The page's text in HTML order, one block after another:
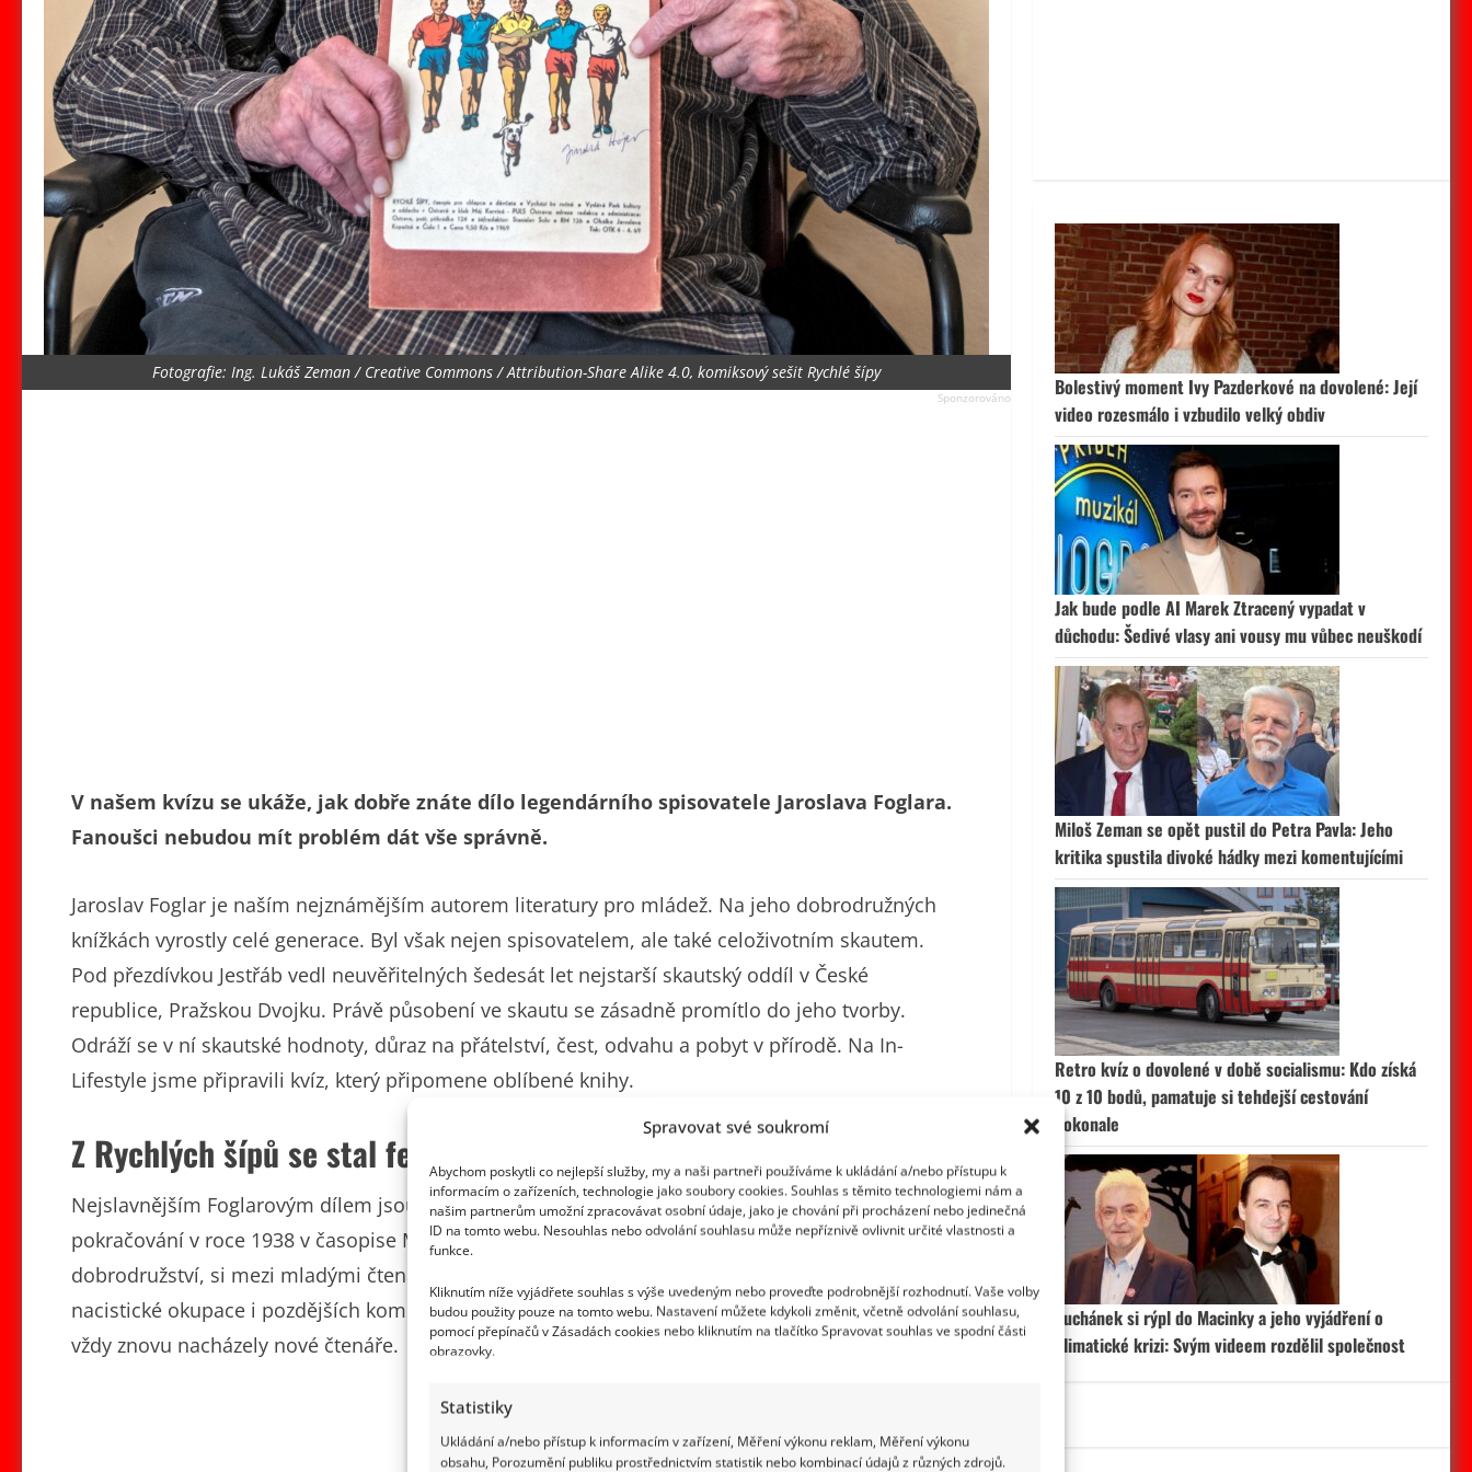
Spravovat své soukromí
Abychom poskytli co nejlepší služby, my a naši partneři používáme k ukládání a/nebo přístupu k
informacím o zařízeních, technologie jako soubory cookies. Souhlas s těmito technologiemi nám a
našim partnerům umožní zpracovávat osobní údaje, jako je chování při procházení nebo jedinečná
ID na tomto webu. Nesouhlas nebo odvolání souhlasu může nepříznivě ovlivnit určité vlastnosti a
funkce.
Kliknutím níže vyjádřete souhlas s výše uvedeným nebo proveďte podrobnější rozhodnutí. Vaše volby
budou použity pouze na tomto webu. Nastavení můžete kdykoli změnit, včetně odvolání souhlasu,
pomocí přepínačů v Zásadách cookies nebo kliknutím na tlačítko Spravovat souhlas ve spodní části
obrazovky.
Statistiky
Ukládání a/nebo přístup k informacím v zařízení, Měření výkonu reklam, Měření výkonu
obsahu, Porozumění publiku prostřednictvím statistik nebo kombinací údajů z různých zdrojů.
Fotografie: Ing. Lukáš Zeman / Creative Commons / Attribution-Share Alike 4.0, komiksový sešit Rychlé šípy
V našem kvízu se ukáže, jak dobře znáte dílo legendárního spisovatele Jaroslava Foglara.
Fanoušci nebudou mít problém dát vše správně.
Jaroslav Foglar je naším nejznámějším autorem literatury pro mládež. Na jeho dobrodružných
knížkách vyrostly celé generace. Byl však nejen spisovatelem, ale také celoživotním skautem.
Pod přezdívkou Jestřáb vedl neuvěřitelných šedesát let nejstarší skautský oddíl v České
republice, Pražskou Dvojku. Právě působení ve skautu se zásadně promítlo do jeho tvorby.
Odráží se v ní skautské hodnoty, důraz na přátelství, čest, odvahu a pobyt v přírodě. Na In-
Lifestyle jsme připravili kvíz, který připomene oblíbené knihy.
Z Rychlých šípů se stal fenomén
Nejslavnějším Foglarovým dílem jsou bezpochyby Rychlé šípy. Ty začaly vycházet na
pokračování v roce 1938 v časopise Mladý hlasatel. Příběhy pětice chlapců, kteří zažívají různá
dobrodružství, si mezi mladými čtenáři získaly ohromnou popularitu. Po jejich zákazu během
nacistické okupace i pozdějších komunistických restrikcích se Rychlé šípy opakovaně vracely a
vždy znovu nacházely nové čtenáře.
Bolestivý moment Ivy Pazderkové na dovolené: Její
video rozesmálo i vzbudilo velký obdiv
Jak bude podle AI Marek Ztracený vypadat v
důchodu: Šedivé vlasy ani vousy mu vůbec neuškodí
Miloš Zeman se opět pustil do Petra Pavla: Jeho
kritika spustila divoké hádky mezi komentujícími
Retro kvíz o dovolené v době socialismu: Kdo získá
10 z 10 bodů, pamatuje si tehdejší cestování
dokonale
Suchánek si rýpl do Macinky a jeho vyjádření o
klimatické krizi: Svým videem rozdělil společnost